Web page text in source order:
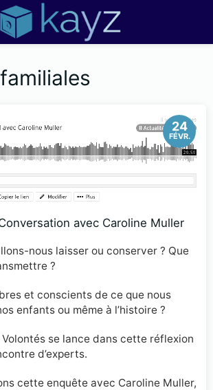
24
FÉVR.
avec Caroline Muller
nous laisser ou conserver ? Que
?
et conscients de ce que nous
enfants ou même à l’histoire ?
Volontés se lance dans cette réflexion
d’experts.
cette enquête avec Caroline Muller,